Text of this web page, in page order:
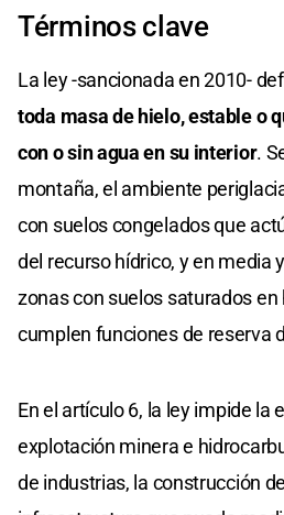
Términos clave
La ley -sancionada en 2010-
toda masa de hielo, estable o
con o sin agua en su interior.
montaña, el ambiente
con suelos congelados que
del recurso hídrico, y en media
zonas con suelos saturados
cumplen funciones de reserva
En el artículo 6, la ley impide la
explotación minera e
de industrias, la construcción